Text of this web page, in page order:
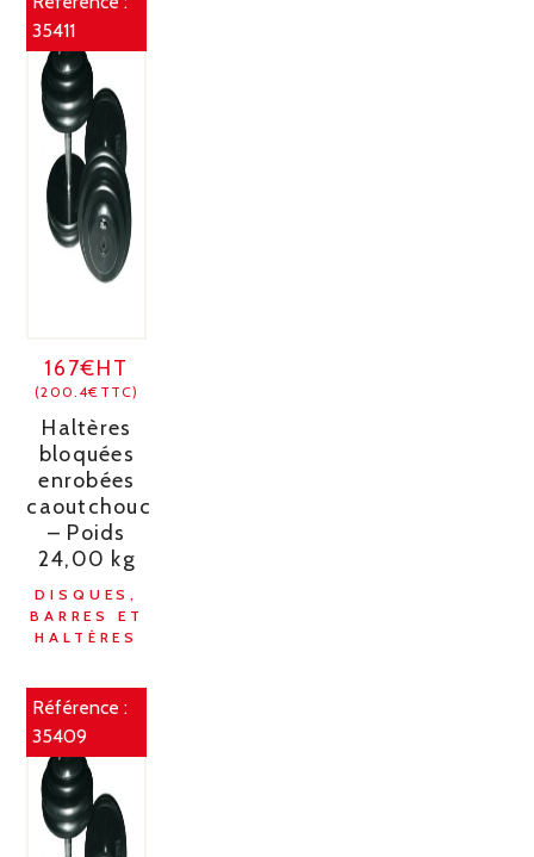
35411
167€HT
(200.4€TTC)
Haltères
bloquées
enrobées
caoutchouc
– Poids
24,00 kg
DISQUES,
BARRES ET
HALTÈRES
Référence :
35409